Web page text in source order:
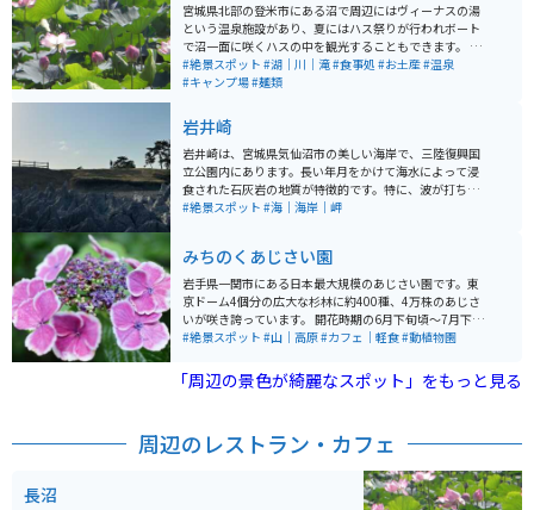
宮城県北部の登米市にある沼で周辺にはヴィーナスの湯
という温泉施設があり、夏にはハス祭りが行われボート
で沼一面に咲くハスの中を観光することもできます。 他
にはキャンプ場やボート場、物産館にアスレチックやロ
ーラー滑り台のあるオランダ風車が目印の長沼フートピ
おりませんが、春には風土マラソンという登米市の特産
品を味わいながら走るマラソン大会も開かれます。
#絶景スポット #湖｜川｜滝#食事処 #お土産#温泉
#キャンプ場#麺類
岩井崎
岩井崎は、宮城県気仙沼市の美しい海岸で、三陸復興国
立公園内にあります。長い年月をかけて海水によって浸
食された石灰岩の地質が特徴的です。特に、波が打ち寄
せるたびに潮を吹き上げる「潮吹岩」は圧巻で、自然の
東日本大震災後の再生の象徴として知られています。ま
た、海蝕洞の岩孔や奇岩も見どころの一つで、地質学的
にも興味深いスポットです。周辺には観光案内所や休憩
所も整備されています。アクセスも良く、気仙沼市の中
心部から車で約20分と訪れやすい場所にあります。
#絶景スポット #海｜海岸｜岬
みちのくあじさい園
岩手県一関市にある日本最大規模のあじさい園です。東
京ドーム4個分の広大な杉林に約400種、4万株のあじさ
いが咲き誇っています。 開花時期の6月下旬頃～7月下旬
頃には「みちのくあじさいまつり」も開催され、毎年多
が、雨の日ならではのあじさいの表情が楽しめます。園
内にはキッチンカーやカフェなどが点在し休憩がてら利
運転手付きカートを利用して楽しむこともできます。
きやカメラが趣味の方、カップルにもおすすめのスポッ
#絶景スポット #山｜高原#カフェ｜軽食#動植物園
「周辺の景色が綺麗なスポット」をもっと見る
周辺のレストラン・カフェ
長沼